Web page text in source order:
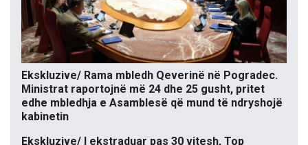
Ekskluzive/ Rama mbledh Qeverinë në Pogradec.
Ministrat raportojnë më 24 dhe 25 gusht, pritet
edhe mbledhja e Asamblesë që mund të ndryshojë
kabinetin
Ekskluzive/ I ekstraduar pas 30 vitesh, Top